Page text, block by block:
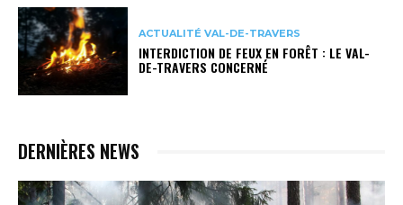
ACTUALITÉ VAL-DE-TRAVERS
INTERDICTION DE FEUX EN FORÊT : LE VAL-
DE-TRAVERS CONCERNÉ
DERNIÈRES NEWS